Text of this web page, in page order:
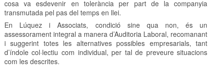
cosa va esdevenir en tolerància per part de la companyia
transmutada pel pas del temps en llei.
En Lúquez i Associats, condició sine qua non, és un
assessorament integral a manera d’Auditoria Laboral, recomanant
i suggerint totes les alternatives possibles empresarials, tant
d’índole col·lectiu com individual, per tal de preveure situacions
com les descrites.